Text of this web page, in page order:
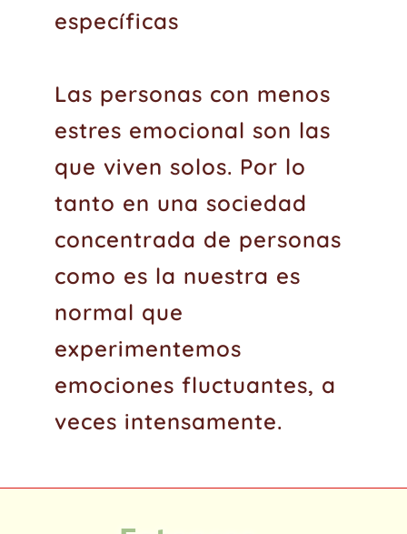
específicas
Las personas con menos
estres emocional son las
que viven solos. Por lo
tanto en una sociedad
concentrada de personas
como es la nuestra es
normal que
experimentemos
emociones fluctuantes, a
veces intensamente.